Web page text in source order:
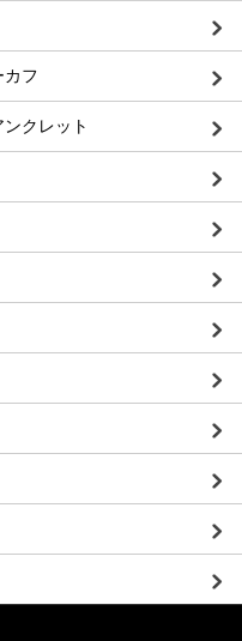
カフ
クレット